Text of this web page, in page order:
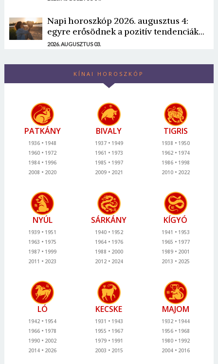
Napi horoszkóp 2026. augusztus 4:
egyre erősödnek a pozitív tendenciák...
2026. AUGUSZTUS 03.
KÍNAI HOROSZKÓP
PATKÁNY
1936
1948
1960
1972
1984
1996
2008
2020
BIVALY
1937
1949
1961
1973
1985
1997
2009
2021
TIGRIS
1938
1950
1962
1974
1986
1998
2010
2022
NYÚL
1939
1951
1963
1975
1987
1999
2011
2023
SÁRKÁNY
1940
1952
1964
1976
1988
2000
2012
2024
KÍGYÓ
1941
1953
1965
1977
1989
2001
2013
2025
LÓ
1942
1954
1966
1978
1990
2002
2014
2026
KECSKE
1931
1943
1955
1967
1979
1991
2003
2015
MAJOM
1932
1944
1956
1968
1980
1992
2004
2016